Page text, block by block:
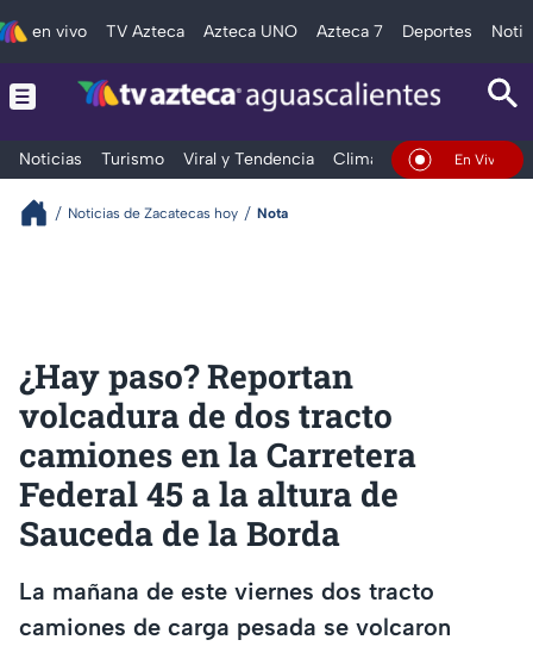
en vivo TV Azteca Azteca UNO Azteca 7 Deportes
Noticias Turismo Viral y Tendencia Clima DeportesEn Vivo
Noticias de Zacatecas hoy Nota
¿Hay paso? Reportan
volcadura de dos tracto
camiones en la Carretera
Federal 45 a la altura de
Sauceda de la Borda
La mañana de este viernes dos tracto
camiones de carga pesada se volcaron